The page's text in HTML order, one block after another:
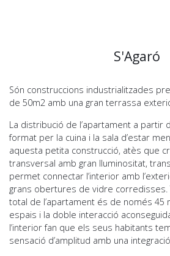
S'Agaró
Són construccions industrialitzades
de 50m2 amb una gran terrassa
La distribució de l’apartament a partir
format per la cuina i la sala d’estar
aquesta petita construcció, atès que
transversal amb gran lluminositat,
permet connectar l’interior amb
grans obertures de vidre corredisses.
total de l’apartament és de només 45
espais i la doble interacció
l’interior fan que els seus habitants
sensació d’amplitud amb una